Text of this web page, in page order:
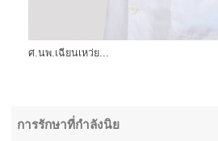
ศ.นพ.เฉียนเหว่ย...
การรักษาที่กำลังนิย